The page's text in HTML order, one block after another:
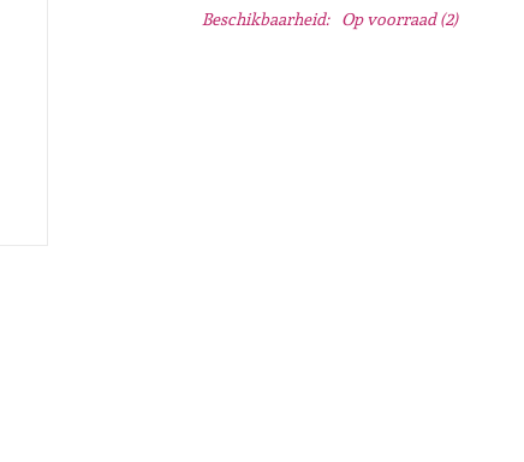
Beschikbaarheid: Op voorraad(2)